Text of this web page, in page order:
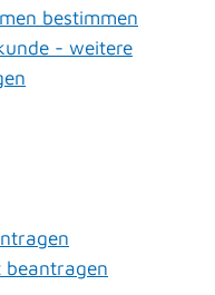
bestimmen
- weitere
beantragen